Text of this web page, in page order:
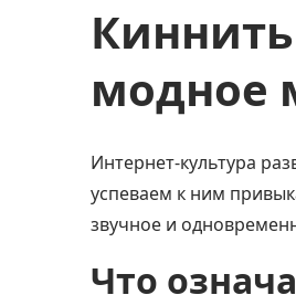
модное
Интернет-культура
успеваем к ним
звучное и
Что